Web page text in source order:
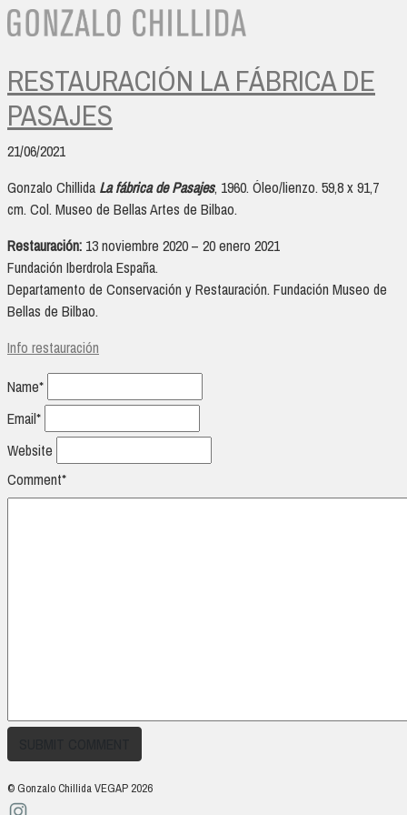
RESTAURACIÓN LA FÁBRICA DE
PASAJES
21/06/2021
Gonzalo Chillida La fábrica de Pasajes, 1960. Óleo/lienzo. 59,8 x 91,7
cm. Col. Museo de Bellas Artes de Bilbao.
Restauración: 13 noviembre 2020 – 20 enero 2021
Fundación Iberdrola España.
Departamento de Conservación y Restauración. Fundación Museo de
Bellas de Bilbao.
Info restauración
Name*
Email*
Website
Comment*
© Gonzalo Chillida VEGAP 2026